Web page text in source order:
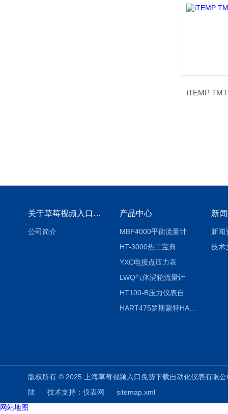
iTEMP
关于草莓视频入口免费下载
公司简介
产品中心
MBF4000平衡流量计
HT-3000热工宝典
YXC电接点压力表
LWQ气体涡轮流量计
HART475罗斯蒙特HART475手操器
新
新闻
技术
版权所有 © 2025 上海草莓视频入口免费下载自动化仪表有
陆 技术支持： 仪表网
sitemap.xml
网站地图